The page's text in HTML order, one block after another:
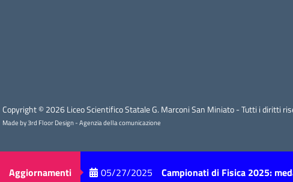
Copyright © 2026 Liceo Scientifico Statale G. Marconi San Miniato - Tutti i diritti
Made by 3rd Floor Design - Agenzia della comunicazione
Aggiornamenti 05/27/2025 Campionati di Fisica 2025: